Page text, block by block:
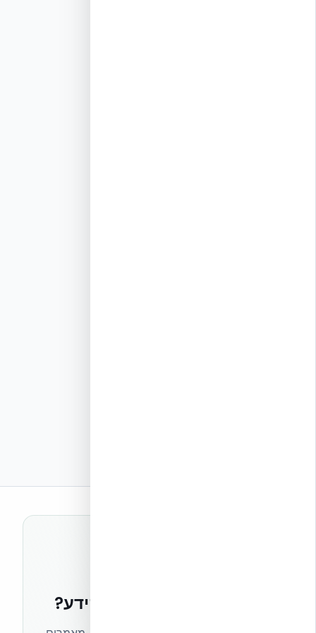
רוצים להישאר בחזית הידע?